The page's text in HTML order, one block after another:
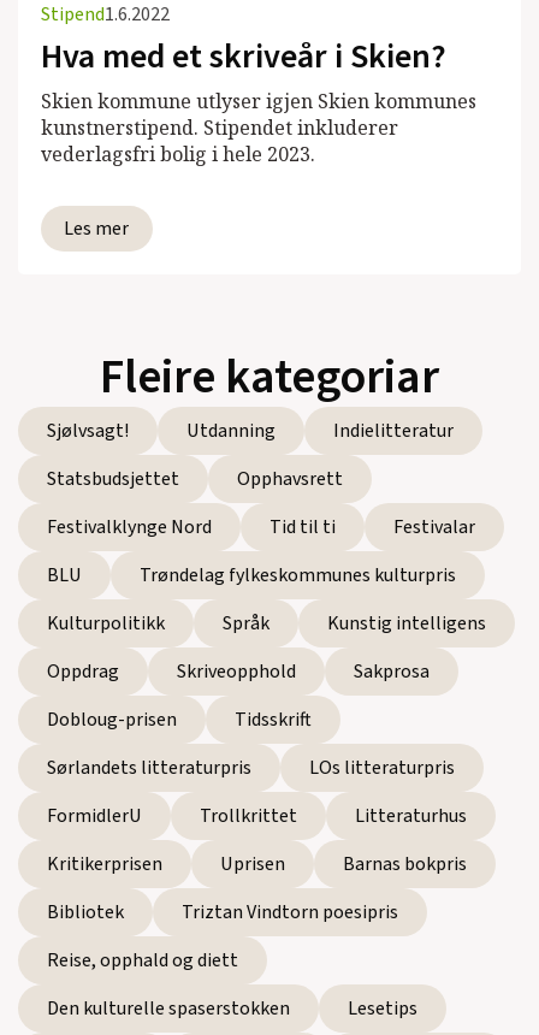
Stipend1.6.2022
Hva med et skriveår i Skien?
Skien kommune utlyser igjen Skien kommunes
kunstnerstipend. Stipendet inkluderer
vederlagsfri bolig i hele 2023.
Les mer
Fleire kategoriar
Sjølvsagt! Utdanning
Indielitteratur
Statsbudsjettet
Opphavsrett
Festivalklynge Nord
Tid til ti
Festivalar
BLU
Trøndelag fylkeskommunes kulturpris
Kulturpolitikk
Språk
Kunstig intelligens
Oppdrag
Skriveopphold
Sakprosa
Dobloug-prisen
Tidsskrift
Sørlandets litteraturpris
LOs litteraturpris
FormidlerU
Trollkrittet
Litteraturhus
Kritikerprisen
Uprisen
Barnas bokpris
Bibliotek
Triztan Vindtorn poesipris
Reise, opphald og diett
Den kulturelle spaserstokken
Lesetips